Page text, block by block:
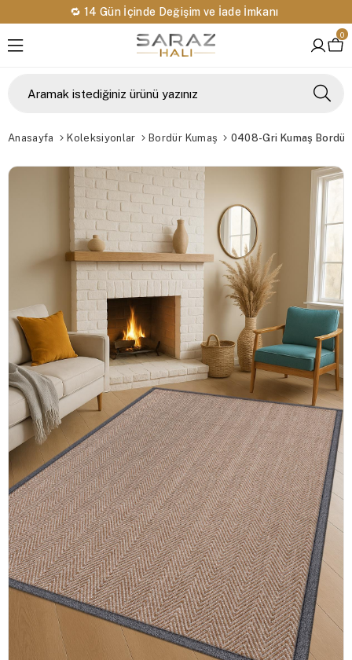
🔁 14 Gün İçinde Değişim ve İade İmkanı
0
Anasayfa Koleksiyonlar Bordür Kumaş